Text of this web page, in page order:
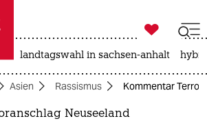
taz zahl ich
taz zahl ich

taz zahl ich
landtagswahl in sachsen-anhalt
Asien Rassismus Kommentar
Neuseeland